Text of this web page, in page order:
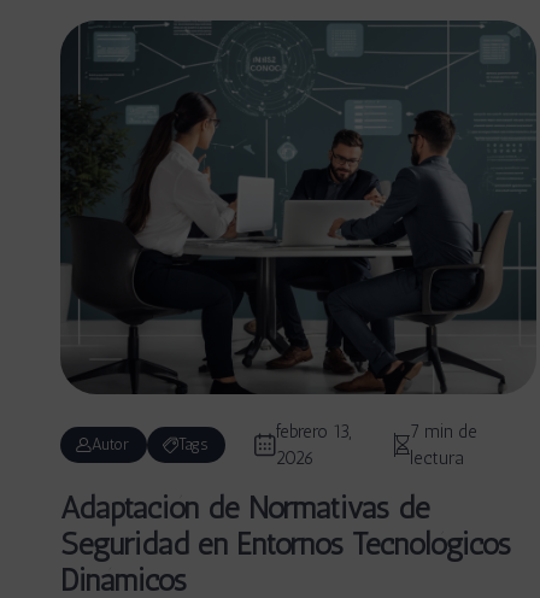
Autor Tags
febrero 13,
2026
7 min de
lectura
Adaptación de Normativas de
Seguridad en Entornos Tecnológicos
Dinámicos